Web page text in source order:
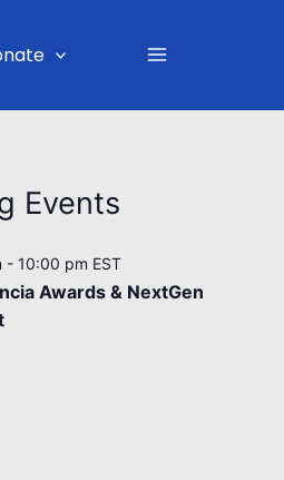
Menu
Events
- 10:00 pm EST
Awards & NextGen